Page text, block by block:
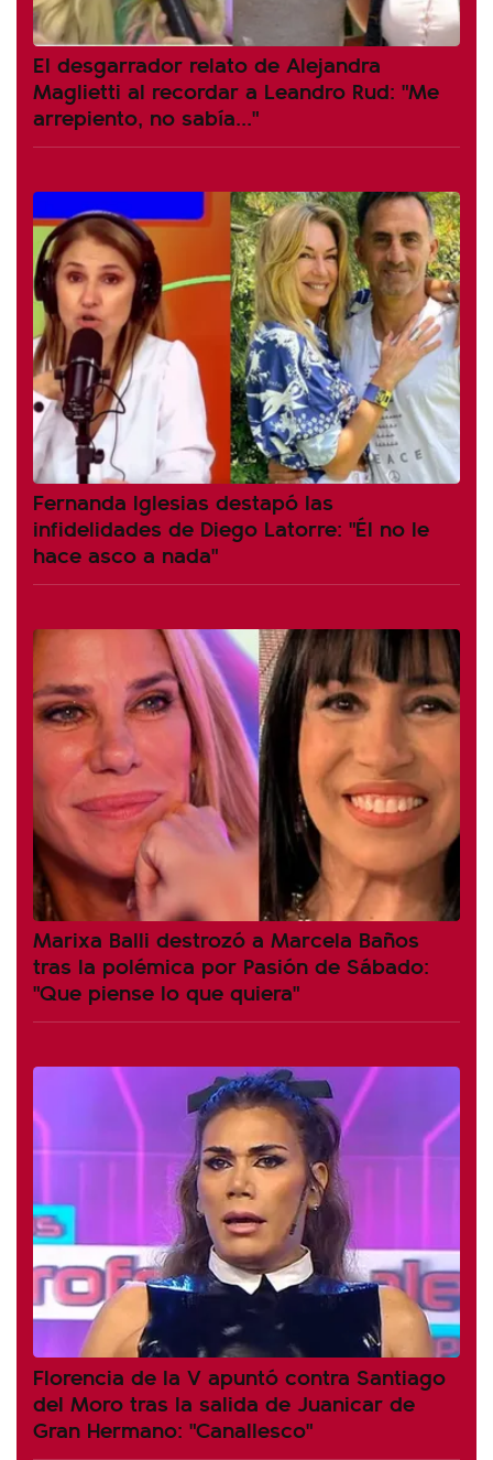
El desgarrador relato de Alejandra
Maglietti al recordar a Leandro Rud: "Me
arrepiento, no sabía..."
Fernanda Iglesias destapó las
infidelidades de Diego Latorre: "Él no le
hace asco a nada"
Marixa Balli destrozó a Marcela Baños
tras la polémica por Pasión de Sábado:
"Que piense lo que quiera"
Florencia de la V apuntó contra Santiago
del Moro tras la salida de Juanicar de
Gran Hermano: "Canallesco"